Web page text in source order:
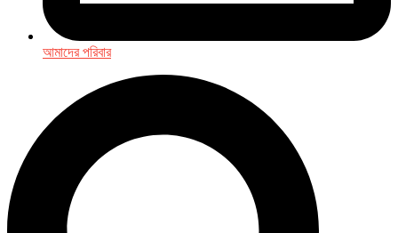
আমাদের পরিবার